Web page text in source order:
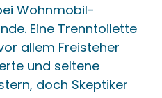
Wohnmobil-
Eine Trenntoilette
allem Freisteher
und seltene
doch Skeptiker